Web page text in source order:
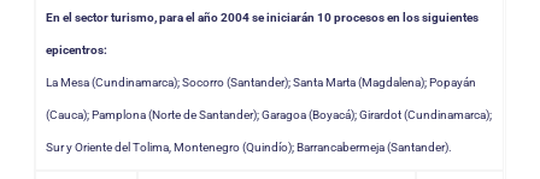
En el sector turismo, para el año 2004 se iniciarán 10 procesos en los siguientes
epicentros:
La Mesa (Cundinamarca); Socorro (Santander); Santa Marta (Magdalena); Popayán
(Cauca); Pamplona (Norte de Santander); Garagoa (Boyacá); Girardot (Cundinamarca);
Sur y Oriente del Tolima, Montenegro (Quindío); Barrancabermeja (Santander).